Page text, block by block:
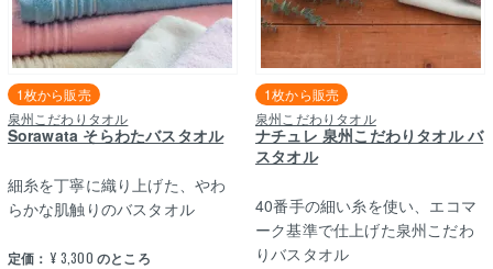
泉州こだわりタオル
Sorawata そらわたバスタオル
1枚から販売
定価： ¥ 3,300 のところ
細糸を丁寧に織り上げた、やわ
らかな肌触りのバスタオル
泉州こだわりタオル
ナチュレ 泉州こだわりタオル バ
スタオル
1枚から販売
40番手の細い糸を使い、エコマ
ーク基準で仕上げた泉州こだわ
りバスタオル